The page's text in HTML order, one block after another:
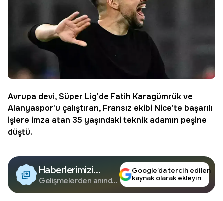
Avrupa devi, Süper Lig'de Fatih Karagümrük ve
Alanyaspor'u çalıştıran, Fransız ekibi Nice'te başarılı
işlere imza atan 35 yaşındaki teknik adamın peşine
düştü.
Haberlerimizi
Google'da Takip
Edin
Gelişmelerden anında
Google’da tercih edilen
kaynak olarak ekleyin